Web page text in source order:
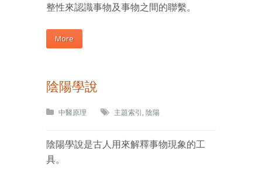
整性來認識事物及事物之間的聯繫。
More
陰陽學說
中醫原理 主題索引, 陰陽
陰陽學說是古人用來解釋事物現象的工
具。